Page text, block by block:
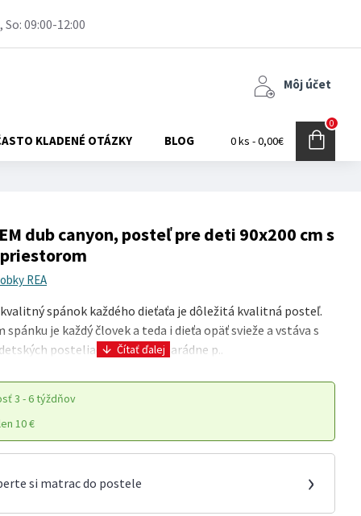
09:00-12:00
Môj účet
KLADENÉ OTÁZKY BLOG 0 ks - 0,00€
0
dub canyon, posteľ pre deti 90x200 cm s
REA
spánok každého dieťaťa je dôležitá kvalitná posteľ.
je každý človek a teda i dieťa opäť svieže a vstáva s
posteliach si dokáže parádne p..
3 - 6 týždňov
10 €
si matrac do postele ›